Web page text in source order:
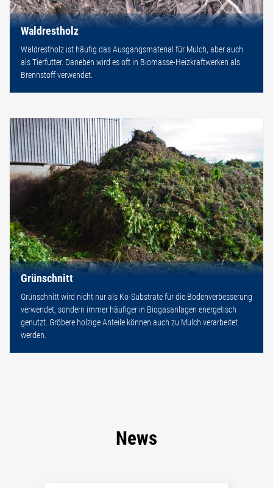
Waldrestholz
Waldrestholz ist häufig das Ausgangsmaterial für Mulch, aber auch
als Tierfutter. Daneben wird es oft in Biomasse-Heizkraftwerken als
Brennstoff verwendet.
Grünschnitt
Grünschnitt wird nicht nur als Ko-Substrate für die Bodenverbesserung
verwendet, sondern immer häufiger in Biogasanlagen energetisch
genutzt. Gröbere holzige Anteile können auch zu Mulch verarbeitet
werden.
News